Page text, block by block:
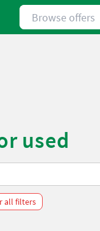
Browse offers
used
all filters